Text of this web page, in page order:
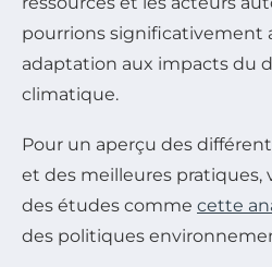
pourrions significativement
adaptation aux impacts du
climatique.
Pour un aperçu des
et des meilleures pratiques,
des études comme cette
des politiques